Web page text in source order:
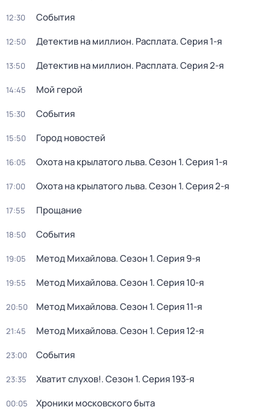
12:30 События
12:50 Детектив на миллион. Расплата. Серия 1-я
13:50 Детектив на миллион. Расплата. Серия 2-я
14:45 Мой герой
15:30 События
15:50 Город новостей
16:05 Охота на крылатого льва. Сезон 1. Серия 1-я
17:00 Охота на крылатого льва. Сезон 1. Серия 2-я
17:55 Прощание
18:50 События
19:05 Метод Михайлова. Сезон 1. Серия 9-я
19:55 Метод Михайлова. Сезон 1. Серия 10-я
20:50 Метод Михайлова. Сезон 1. Серия 11-я
21:45 Метод Михайлова. Сезон 1. Серия 12-я
23:00 События
23:35 Хватит слухов!. Сезон 1. Серия 193-я
00:05 Хроники московского быта